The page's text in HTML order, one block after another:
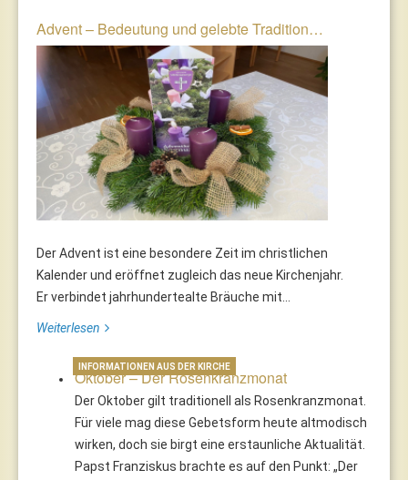
Advent – Bedeutung und gelebte Tradition…
Der Advent ist eine besondere Zeit im christlichen
Kalender und eröffnet zugleich das neue Kirchenjahr.
Er verbindet jahrhundertealte Bräuche mit...
Weiterlesen
Oktober – Der Rosenkranzmonat
Der Oktober gilt traditionell als Rosenkranzmonat.
Für viele mag diese Gebetsform heute altmodisch
wirken, doch sie birgt eine erstaunliche Aktualität.
Papst Franziskus brachte es auf den Punkt: „Der
INFORMATIONEN AUS DER KIRCHE